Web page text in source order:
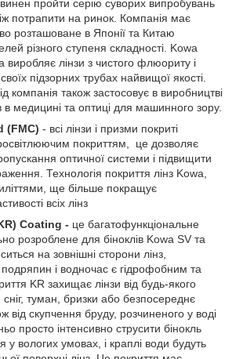
пройти серію суворих випробувань
потрапити на ринок. Компанія має
розташоване в Японії та Китаю
різного ступеня складності. Kowa
виробляє лінзи з чистого флюориту і
підзорних трубах найвищої якості.
компанія також застосовує в виробництві
в медицині та оптиці для машинного зору.
(FMC) - всі лінзи і призми покриті
покриттям, це дозволяє
оптичної системи і підвищити
Технологія покриття лінз Kowa,
ще більше покращує
всіх лінз
Coating - це багатофункціональне
розроблене для біноклів Kowa SV та
на зовнішні сторони лінз,
подряпин і водночас є гідрофобним та
KR захищає лінзи від будь-якого
туман, бризки або безпосереднє
від скупчення бруду, розчиненого у воді
просто інтенсивно струсити бінокль
у вологих умовах, і краплі води будуть